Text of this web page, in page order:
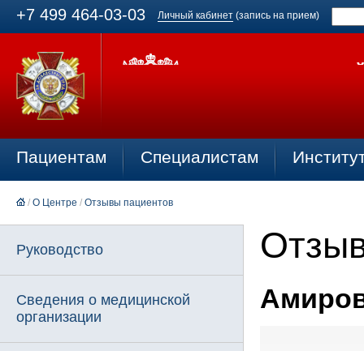
+7 499 464-03-03 Личный кабинет (запись на прием)
Пациентам Специалистам
/ О Центре / Отзывы пациентов
Руководство
Сведения о медицинской
организации